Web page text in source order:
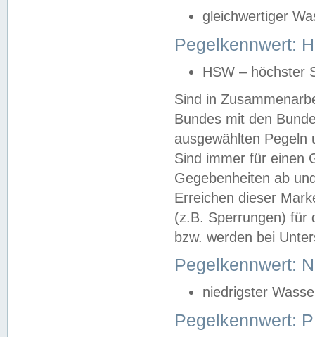
gleichwertiger
Pegelkennwert:
HSW – höchster
Sind in
Bundes mit den
ausgewählten
Sind immer für einen
Gegebenheiten ab
Erreichen dieser
(z.B. Sperrungen) für
bzw. werden bei
Pegelkennwert:
niedrigster
Pegelkennwert: